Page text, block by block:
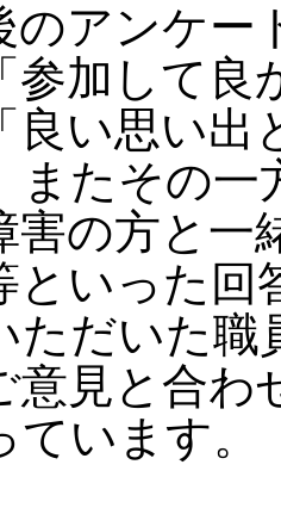
アンケー
参加して良
良い思い出
またその
害の方と
といった回
ただいた職
意見と合わ
います。